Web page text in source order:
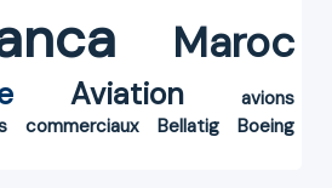
Maroc
Aviation
avions
commerciaux Bellatig
Boeing